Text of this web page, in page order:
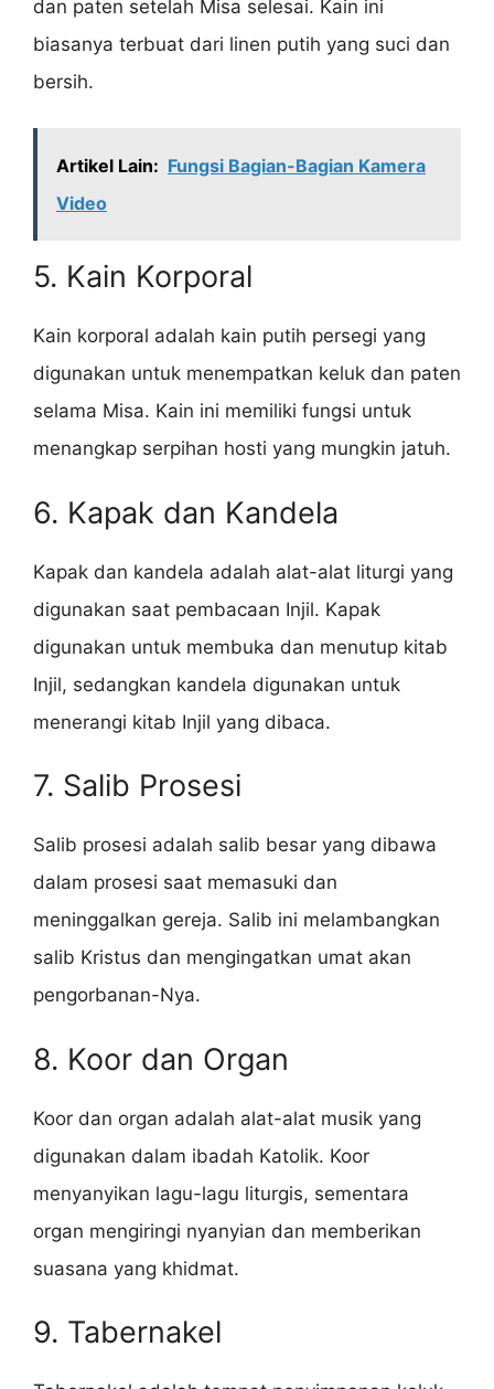
dan paten setelah Misa selesai. Kain ini
biasanya terbuat dari linen putih yang suci dan
bersih.
Artikel Lain: Fungsi Bagian-Bagian Kamera
Video
5. Kain Korporal
Kain korporal adalah kain putih persegi yang
digunakan untuk menempatkan keluk dan paten
selama Misa. Kain ini memiliki fungsi untuk
menangkap serpihan hosti yang mungkin jatuh.
6. Kapak dan Kandela
Kapak dan kandela adalah alat-alat liturgi yang
digunakan saat pembacaan Injil. Kapak
digunakan untuk membuka dan menutup kitab
Injil, sedangkan kandela digunakan untuk
menerangi kitab Injil yang dibaca.
7. Salib Prosesi
Salib prosesi adalah salib besar yang dibawa
dalam prosesi saat memasuki dan
meninggalkan gereja. Salib ini melambangkan
salib Kristus dan mengingatkan umat akan
pengorbanan-Nya.
8. Koor dan Organ
Koor dan organ adalah alat-alat musik yang
digunakan dalam ibadah Katolik. Koor
menyanyikan lagu-lagu liturgis, sementara
organ mengiringi nyanyian dan memberikan
suasana yang khidmat.
9. Tabernakel